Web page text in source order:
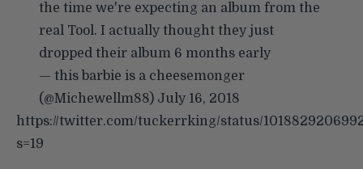
the time we're expecting an album from the
real Tool. I actually thought they just
dropped their album 6 months early
— this barbie is a cheesemonger
(@Michewellm88) July 16, 2018
https://twitter.com/tuckerrking/status/
s=19